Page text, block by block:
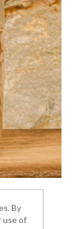
By
use of